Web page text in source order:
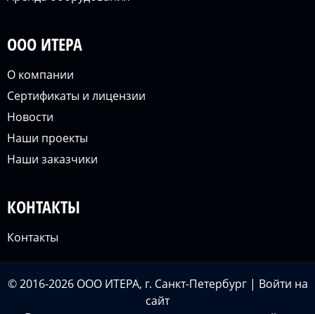
ООО ИТЕРА
О компании
Сертификаты и лицензии
Новости
Наши проекты
Наши заказчики
КОНТАКТЫ
Контакты
© 2016-2026 ООО ИТЕРА, г. Санкт-Петербург | Войти на
сайт